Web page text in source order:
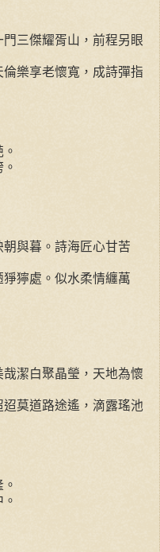
三傑耀胥山，前程另眼
樂享老懷寬，成詩彈指
與暮。詩海匠心甘苦
獰處。似水柔情纏萬
潔白聚晶瑩，天地為懷
莫道路途遙，滴露瑤池